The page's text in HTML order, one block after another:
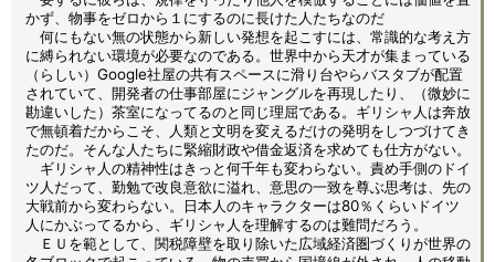
かず、物事をゼロから１にするのに長けた人たちなのだ
何にもない無の状態から新しい発想を起こすには、常識的な考え方
に縛られない環境が必要なのである。世界中から天才が集まっている
（らしい）Google社屋の共有スペースに滑り台やらバスタブが配置
されていて、開発者の仕事部屋にジャングルを再現したり、（微妙に
勘違いした）茶室になってるのと同じ理屈である。ギリシャ人は奔放
で無頓着だからこそ、人類と文明を変えるだけの発明をしつづけてき
たのだ。そんな人たちに緊縮財政や借金返済を求めても仕方がない。
ギリシャ人の精神性はきっと何千年も変わらない。責め手側のドイ
ツ人だって、勤勉で改良意欲に溢れ、意思の一致を尊ぶ思考は、先の
大戦前から変わらない。日本人のキャラクターは80％くらいドイツ
人にかぶってるから、ギリシャ人を理解するのは難問だろう。
ＥＵを範として、関税障壁を取り除いた広域経済圏づくりが世界の